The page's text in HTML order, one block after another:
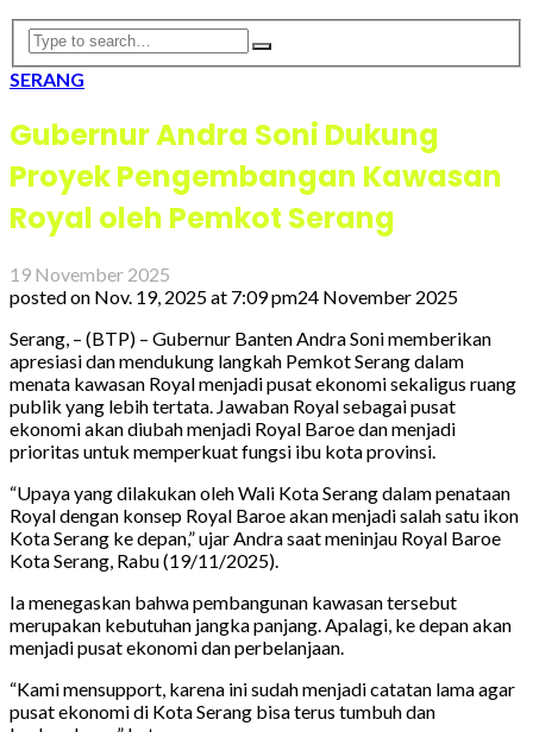
SERANG
Gubernur Andra Soni Dukung
Proyek Pengembangan Kawasan
Royal oleh Pemkot Serang
19 November 2025
posted on Nov. 19, 2025 at 7:09 pm24 November 2025
Serang, – (BTP) – Gubernur Banten Andra Soni memberikan
apresiasi dan mendukung langkah Pemkot Serang dalam
menata kawasan Royal menjadi pusat ekonomi sekaligus ruang
publik yang lebih tertata. Jawaban Royal sebagai pusat
ekonomi akan diubah menjadi Royal Baroe dan menjadi
prioritas untuk memperkuat fungsi ibu kota provinsi.
“Upaya yang dilakukan oleh Wali Kota Serang dalam penataan
Royal dengan konsep Royal Baroe akan menjadi salah satu ikon
Kota Serang ke depan,” ujar Andra saat meninjau Royal Baroe
Kota Serang, Rabu (19/11/2025).
Ia menegaskan bahwa pembangunan kawasan tersebut
merupakan kebutuhan jangka panjang. Apalagi, ke depan akan
menjadi pusat ekonomi dan perbelanjaan.
“Kami mensupport, karena ini sudah menjadi catatan lama agar
pusat ekonomi di Kota Serang bisa terus tumbuh dan